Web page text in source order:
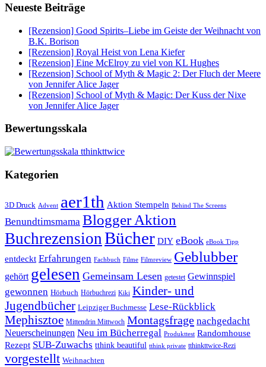
Neueste Beiträge
[Rezension] Good Spirits–Liebe im Geiste der Weihnacht von
B.K. Borison
[Rezension] Royal Heist von Lena Kiefer
[Rezension] Eine McElroy zu viel von KL Hughes
[Rezension] School of Myth & Magic 2: Der Fluch der Meere
von Jennifer Alice Jager
[Rezension] School of Myth & Magic: Der Kuss der Nixe
von Jennifer Alice Jager
Bewertungsskala
Kategorien
3D Druck Advent aer1th Aktion Stempeln Behind The Screens
Benundtimsmama Blogger Aktion
BuchrezensionBücher DIY eBook eBook Tipp
entdeckt Erfahrungen Fachbuch Filme Filmreview Geblubber
gehört gelesen Gemeinsam Lesen getestet Gewinnspiel
gewonnen Hörbuch Hörbuchrezi Kiki Kinder- und
Jugendbücher Leipziger Buchmesse Lese-Rückblick
Mephisztoe Mittendrin Mittwoch Montagsfrage nachgedacht
Neuerscheinungen Neu im Bücherregal Produkttest Randomhouse
Rezept SUB-Zuwachs tthink beautiful tthink private tthinkttwice-Rezi
vorgestellt Weihnachten